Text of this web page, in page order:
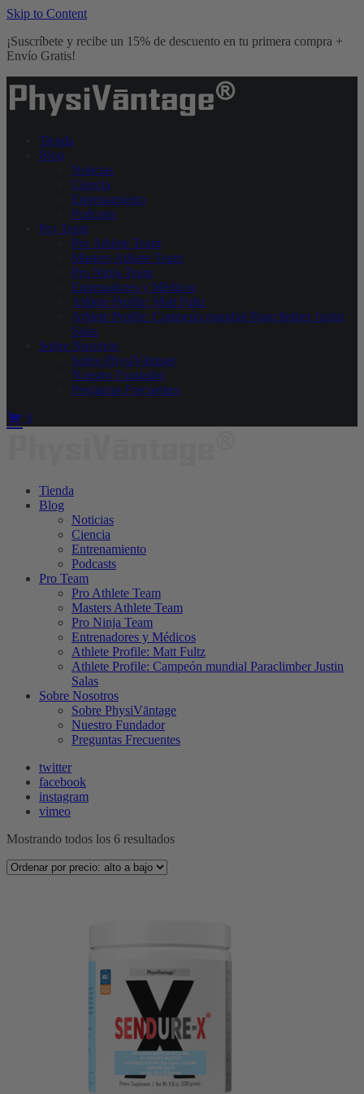
Skip to Content
¡Suscríbete y recibe un 15% de descuento en tu primera compra +
Envío Gratis!
Tienda
Blog
Noticias
Ciencia
Entrenamiento
Podcasts
Pro Team
Pro Athlete Team
Masters Athlete Team
Pro Ninja Team
Entrenadores y Médicos
Athlete Profile: Matt Fultz
Athlete Profile: Campeón mundial Paraclimber Justin
Salas
Sobre Nosotros
Sobre PhysiVāntage
Nuestro Fundador
Preguntas Frecuentes
0
Tienda
Blog
Noticias
Ciencia
Entrenamiento
Podcasts
Pro Team
Pro Athlete Team
Masters Athlete Team
Pro Ninja Team
Entrenadores y Médicos
Athlete Profile: Matt Fultz
Athlete Profile: Campeón mundial Paraclimber Justin
Salas
Sobre Nosotros
Sobre PhysiVāntage
Nuestro Fundador
Preguntas Frecuentes
twitter
facebook
instagram
vimeo
Mostrando todos los 6 resultadosSorted